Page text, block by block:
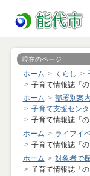
現在のページ
ホーム くらし
子育て情報誌「
ホーム
部署別案内
子育て支援セン
子育て情報誌「
ホーム
ライフイ
子育て情報誌「
ホーム
対象者で
子育て情報誌「